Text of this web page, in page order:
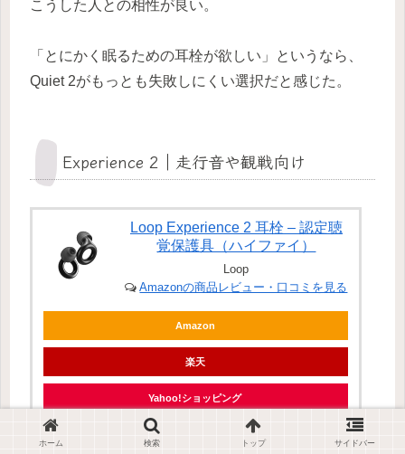
こうした人との相性が良い。
「とにかく眠るための耳栓が欲しい」というなら、
Quiet 2がもっとも失敗しにくい選択だと感じた。
Experience 2｜走行音や観戦向け
Loop Experience 2 耳栓 – 認定聴
覚保護具（ハイファイ）
Loop
Amazonの商品レビュー・口コミを見る
Amazon
楽天
Yahoo!ショッピング
ホーム 検索 トップ サイドバー